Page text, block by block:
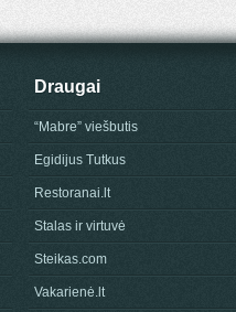
Draugai
“Mabre” viešbutis
Egidijus Tutkus
Restoranai.lt
Stalas ir virtuvė
Steikas.com
Vakarienė.lt